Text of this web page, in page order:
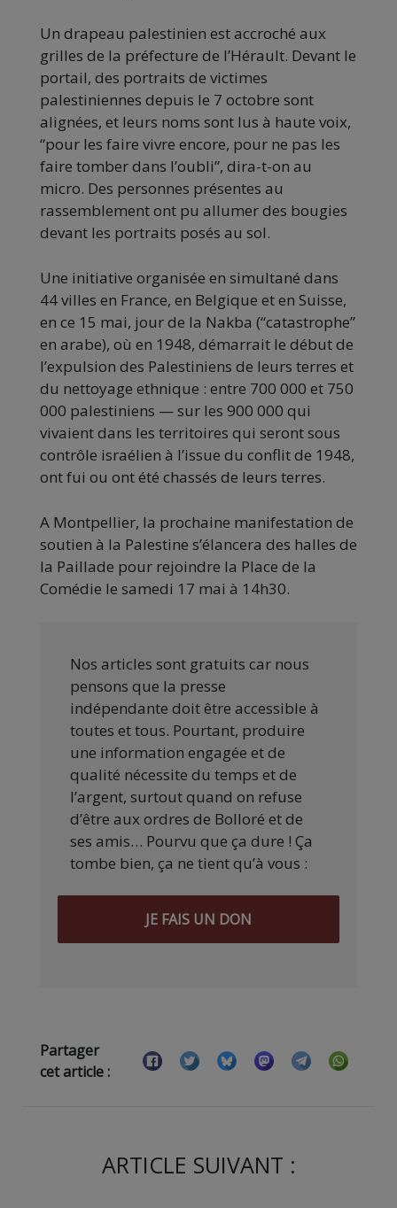
Un drapeau palestinien est accroché aux
grilles de la préfecture de l’Hérault. Devant le
portail, des portraits de victimes
palestiniennes depuis le 7 octobre sont
alignées, et leurs noms sont lus à haute voix,
“pour les faire vivre encore, pour ne pas les
faire tomber dans l’oubli”, dira-t-on au
micro. Des personnes présentes au
rassemblement ont pu allumer des bougies
devant les portraits posés au sol.
Une initiative organisée en simultané dans
44 villes en France, en Belgique et en Suisse,
en ce 15 mai, jour de la Nakba (“catastrophe”
en arabe), où en 1948, démarrait le début de
l’expulsion des Palestiniens de leurs terres et
du nettoyage ethnique : entre 700 000 et 750
000 palestiniens — sur les 900 000 qui
vivaient dans les territoires qui seront sous
contrôle israélien à l’issue du conflit de 1948,
ont fui ou ont été chassés de leurs terres.
A Montpellier, la prochaine manifestation de
soutien à la Palestine s’élancera des halles de
la Paillade pour rejoindre la Place de la
Comédie le samedi 17 mai à 14h30.
Nos articles sont gratuits car nous
pensons que la presse
indépendante doit être accessible à
toutes et tous. Pourtant, produire
une information engagée et de
qualité nécessite du temps et de
l’argent, surtout quand on refuse
d’être aux ordres de Bolloré et de
ses amis… Pourvu que ça dure ! Ça
tombe bien, ça ne tient qu’à vous :
JE FAIS UN DON
Partager
cet article :
ARTICLE SUIVANT :